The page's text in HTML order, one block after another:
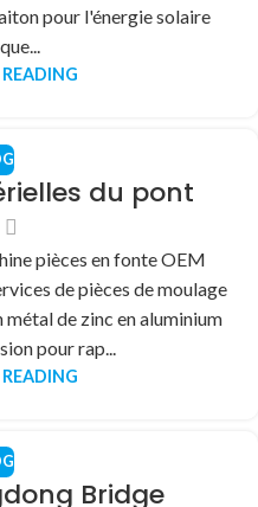
pour l'énergie solaire
du pont
pièces en fonte OEM
de pièces de moulage
métal de zinc en aluminium
pour rap...
Bridge